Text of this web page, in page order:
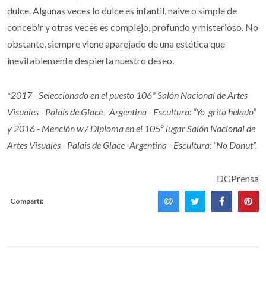
dulce. Algunas veces lo dulce es infantil, naive o simple de
concebir y otras veces es complejo, profundo y misterioso. No
obstante, siempre viene aparejado de una estética que
inevitablemente despierta nuestro deseo.
*2017 - Seleccionado en el puesto 106º Salón Nacional de Artes
Visuales - Palais de Glace - Argentina - Escultura: “Yo grito helado”
y 2016 - Mención w / Diploma en el 105º lugar Salón Nacional de
Artes Visuales - Palais de Glace -Argentina - Escultura: “No Donut”.
DGPrensa
Compartí: